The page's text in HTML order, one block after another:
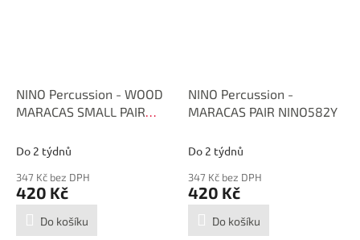
NINO Percussion - WOOD
MARACAS SMALL PAIR
Do 2 týdnů
347 Kč bez DPH
420 Kč
Do košíku
NINO Percussion -
MARACAS PAIR NINO582Y
Do 2 týdnů
347 Kč bez DPH
420 Kč
Do košíku